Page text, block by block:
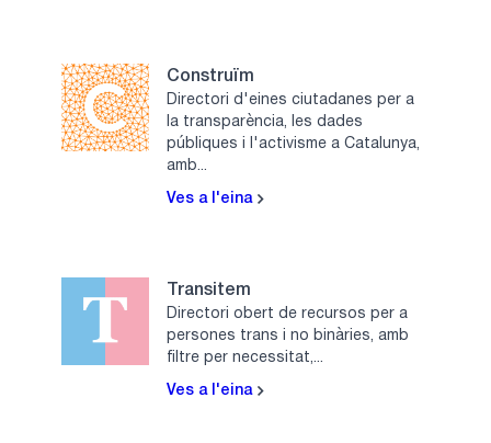
Construïm
Directori d'eines ciutadanes per a
la transparència, les dades
públiques i l'activisme a Catalunya,
amb...
Ves a l'eina
Transitem
Directori obert de recursos per a
persones trans i no binàries, amb
filtre per necessitat,...
Ves a l'eina